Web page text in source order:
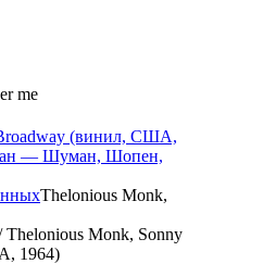
me
(винил, США,
— Шуман, Шопен,
Thelonious Monk,
Thelonious Monk, Sonny
1964)